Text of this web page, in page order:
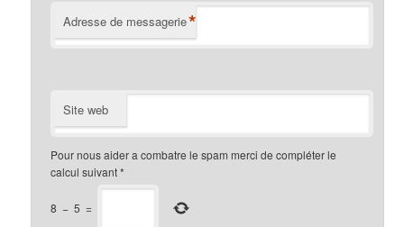
Adresse de messagerie*
Site web
Pour nous aider a combatre le spam merci de compléter le
calcul suivant*
8 − 5 =